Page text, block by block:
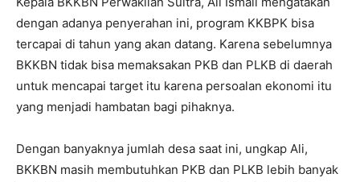
dengan adanya penyerahan ini, program KKBPK bisa
tercapai di tahun yang akan datang. Karena sebelumnya
BKKBN tidak bisa memaksakan PKB dan PLKB di daerah
untuk mencapai target itu karena persoalan ekonomi itu
yang menjadi hambatan bagi pihaknya.
Dengan banyaknya jumlah desa saat ini, ungkap Ali,
BKKBN masih membutuhkan PKB dan PLKB lebih banyak